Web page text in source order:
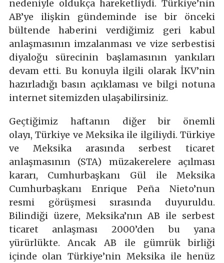
nedeniyle oldukça hareketliydi. Türkiye’nin
AB’ye ilişkin gündeminde ise bir önceki
bültende haberini verdiğimiz geri kabul
anlaşmasının imzalanması ve vize serbestisi
diyaloğu sürecinin başlamasının yankıları
devam etti. Bu konuyla ilgili olarak İKV’nin
hazırladığı basın açıklaması ve bilgi notuna
internet sitemizden ulaşabilirsiniz.
Geçtiğimiz haftanın diğer bir önemli
olayı, Türkiye ve Meksika ile ilgiliydi. Türkiye
ve Meksika arasında serbest ticaret
anlaşmasının (STA) müzakerelere açılması
kararı, Cumhurbaşkanı Gül ile Meksika
Cumhurbaşkanı Enrique Peña Nieto’nun
resmi görüşmesi sırasında duyuruldu.
Bilindiği üzere, Meksika’nın AB ile serbest
ticaret anlaşması 2000’den bu yana
yürürlükte. Ancak AB ile gümrük birliği
içinde olan Türkiye’nin Meksika ile henüz